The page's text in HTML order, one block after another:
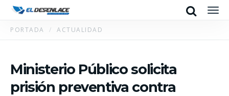
Search
PORTADA ACTUALIDAD
Ministerio Público solicita
prisión preventiva contra